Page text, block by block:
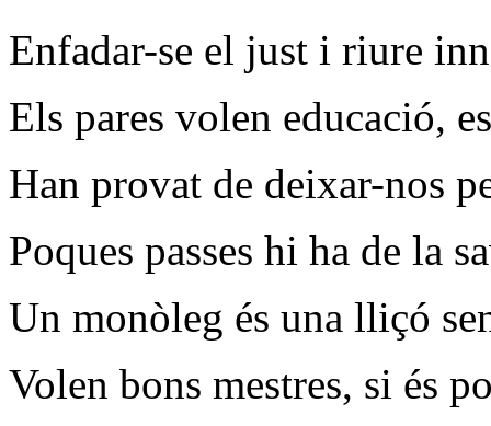
Enfadar-se el just i riure
Els pares volen educació,
Han provat de deixar-nos
Poques passes hi ha de la
Un monòleg és una lliçó
Volen bons mestres, si és